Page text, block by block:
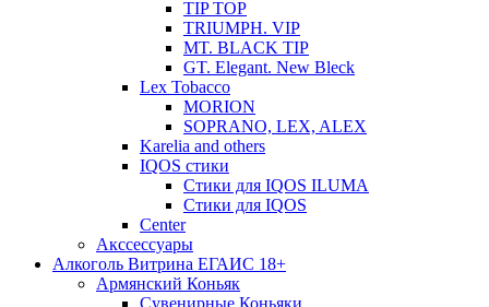
TIP TOP
TRIUMPH. VIP
MT. BLACK TIP
GT. Elegant. New Bleck
Lex Tobacco
MORION
SOPRANO, LEX, ALEX
Karelia and others
IQOS стики
Стики для IQOS ILUMA
Стики для IQOS
Сenter
Акссессуары
Алкоголь Витрина ЕГАИС 18+
Армянский Коньяк
Сувенирные Коньяки